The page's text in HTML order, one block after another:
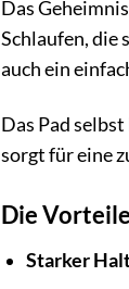
Das
Schlaufen, die
auch ein
Das Pad
sorgt für eine
Die
Starker